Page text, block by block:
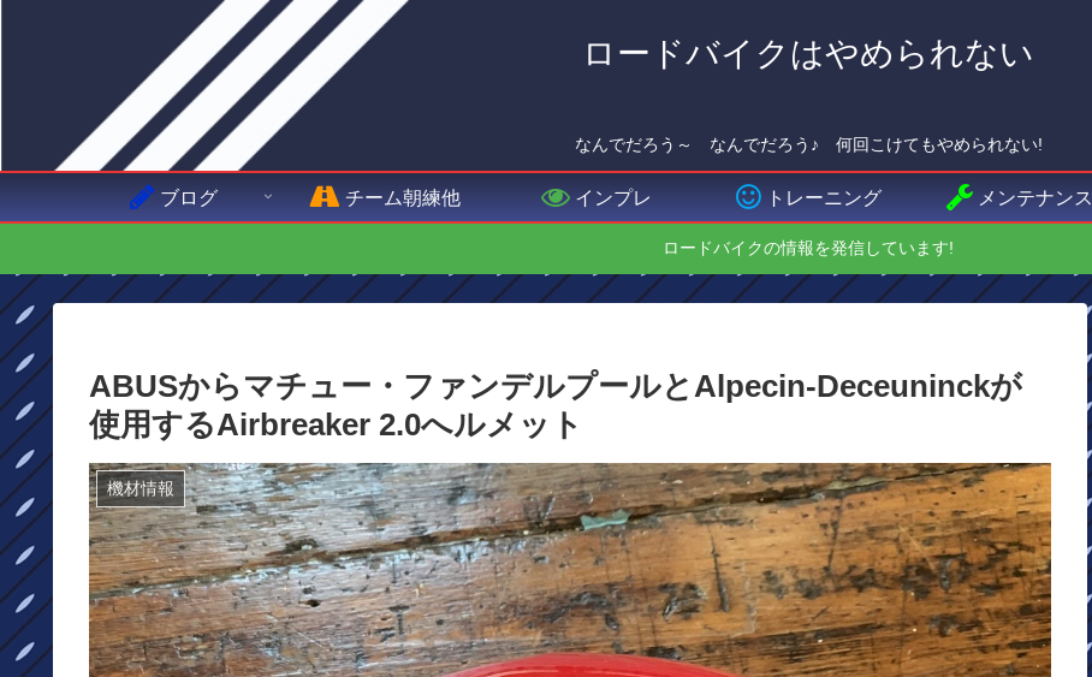
ロードバイクはやめられない
なんでだろう～ なんでだろう♪ 何回こけてもやめられない!
ブログ チーム朝練他 インプレ トレーニング メンテナンス
ロードバイクの情報を発信しています!
ABUSからマチュー・ファンデルプールとAlpecin-Deceuninckが
使用するAirbreaker 2.0へルメット
機材情報